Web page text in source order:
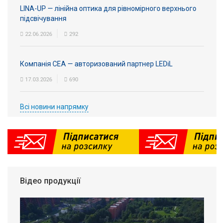
LINA-UP — лінійна оптика для рівномірного верхнього
підсвічування
22.06.2026 292
Компанія СЕА — авторизований партнер LEDiL
17.03.2026 690
Всі новини напрямку
Відео продукції